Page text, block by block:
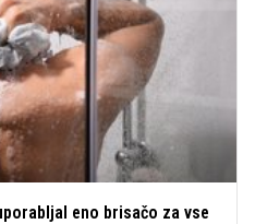
eno brisačo za vse